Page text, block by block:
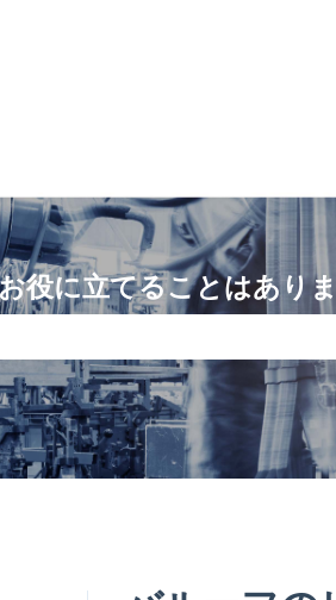
役に立てることはあり
候補はありません。